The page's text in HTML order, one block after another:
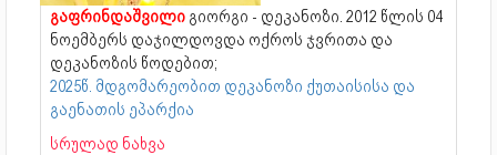
გაფრინდაშვილი გიორგი - დეკანოზი. 2012 წლის 04
ნოემბერს დაჯილდოვდა ოქროს ჯვრითა და
დეკანოზის წოდებით;
2025წ. მდგომარეობით დეკანოზი ქუთაისისა და
გაენათის ეპარქია
სრულად ნახვა